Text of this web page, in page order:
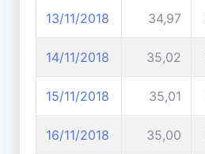
13/11/2018 34,97
14/11/2018 35,02
15/11/2018 35,01
16/11/2018 35,00